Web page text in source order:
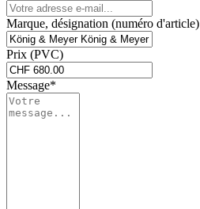
Marque, désignation (numéro d'article)
Prix (PVC)
Message*